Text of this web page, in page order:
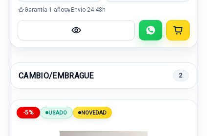
Garantía 1 año Envío 24-48h
CAMBIO/EMBRAGUE 2
-5% USADO NOVEDAD